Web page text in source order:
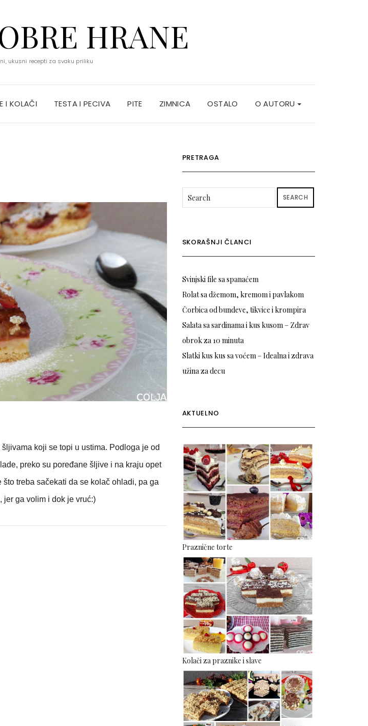
HRANE
ukusni recepti za svaku priliku
I KOLAČI TESTA I PECIVA PITE ZIMNICA OSTALO O AUTORU
koji se topi u ustima. Podloga je od
preko su poređane šljive i na kraju opet
treba sačekati da se kolač ohladi, pa ga
jer ga volim i dok je vruć:)
PRETRAGA
SEARCH
SKORAŠNJI ČLANCI
Svinjski file sa spanaćem
Rolat sa džemom, kremom i pavlakom
Čorbica od bundeve, tikvice i krompira
Salata sa sardinama i kus kusom – Zdrav
obrok za 10 minuta
Slatki kus kus sa voćem – Idealna i zdrava
užina za decu
AKTUELNO
Praznične torte
Kolači za praznike i slave